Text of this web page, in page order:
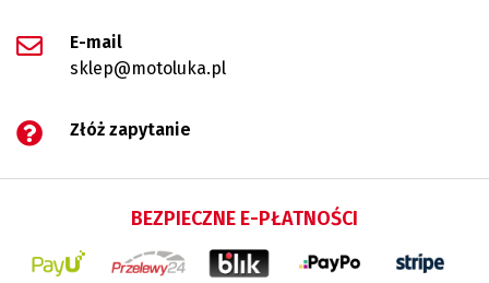
E-mail
sklep@motoluka.pl
Złóż zapytanie
BEZPIECZNE E-PŁATNOŚCI